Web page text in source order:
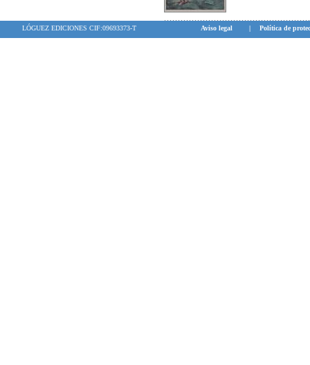
LÓGUEZ EDICIONES CIF:09693373-T Aviso legal | Política de